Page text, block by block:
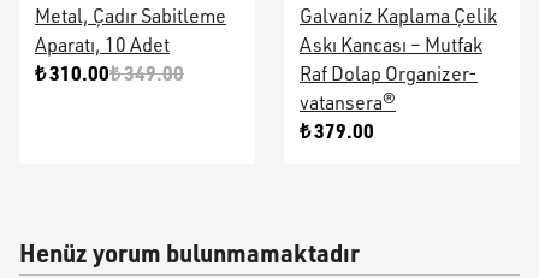
Metal, Çadır Sabitleme
Aparatı, 10 Adet
₺ 310.00₺ 349.00
Galvaniz Kaplama Çelik
Askı Kancası – Mutfak
Raf Dolap Organizer-
vatansera®
₺ 379.00
Henüz yorum bulunmamaktadır